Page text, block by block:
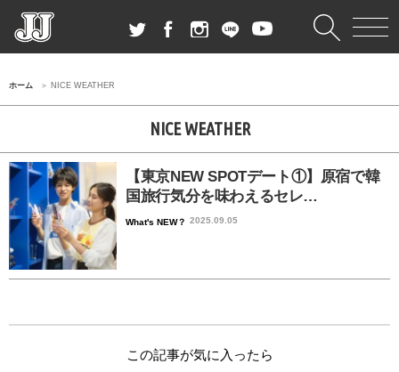
ホーム NICE WEATHER
NICE WEATHER
【東京NEW SPOTデート①】原宿で韓
国旅行気分を味わえるセレ…
What's NEW？ 2025.09.05
この記事が気に入ったら